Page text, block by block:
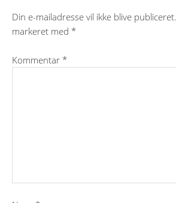
Din e-mailadresse vil ikke blive publiceret.
markeret med *
Kommentar *